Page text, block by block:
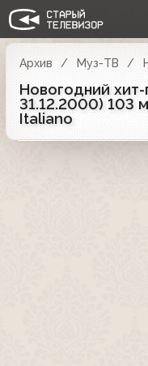
Архив Муз-ТВ
Новогодний
31.12.2000) 103
Italiano